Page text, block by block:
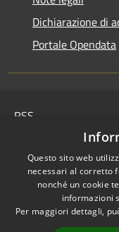
Dichiarazione di
Portale Opendata
RSS
Cookie
Mappa del sito
IBAN COMUNALI:
Questo sito web
necessari al corretto
nonché un cookie
informazioni
Per maggiori dettagli,